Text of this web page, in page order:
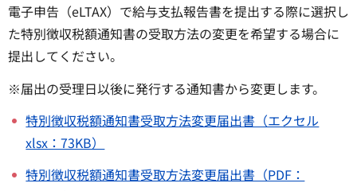
電子申告（eLTAX）で給与支払報告書を提出する際に選択し
た特別徴収税額通知書の受取方法の変更を希望する場合に
提出してください。
※届出の受理日以後に発行する通知書から変更します。
特別徴収税額通知書受取方法変更届出書（エクセル
xlsx：73KB）
特別徴収税額通知書受取方法変更届出書（PDF：